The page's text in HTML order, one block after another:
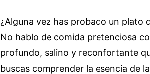
¿Alguna vez has probado un plato
No hablo de comida pretenciosa
profundo, salino y reconfortante
buscas comprender la esencia de